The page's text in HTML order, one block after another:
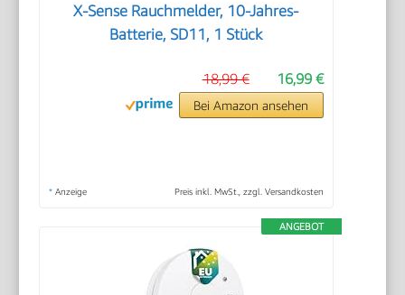
X-Sense Rauchmelder, 10-Jahres-
Batterie, SD11, 1 Stück
16,99 €
18,99 €
Bei Amazon ansehen
* Anzeige Preis inkl. MwSt., zzgl. Versandkosten
ANGEBOT